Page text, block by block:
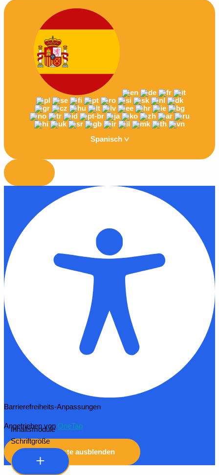
Spanisch
Barrierefreiheits-Anpassungen
Angetrieben von OneTap
Symbolleiste ausblenden
Inhaltsmodule
Schriftgröße